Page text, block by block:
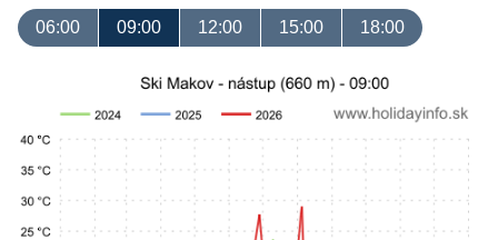
06:00 09:00 12:00 15:00 18:00